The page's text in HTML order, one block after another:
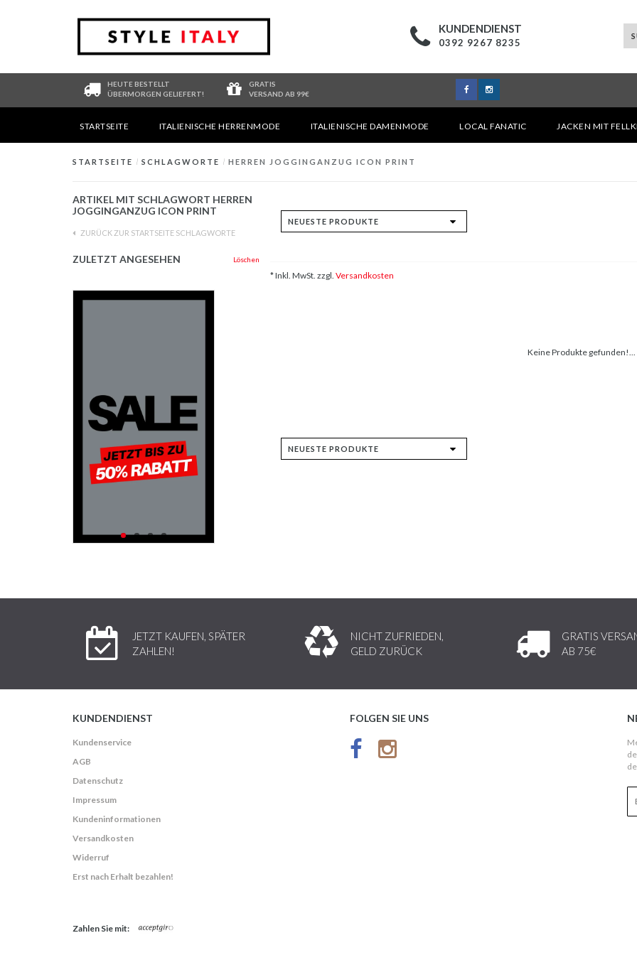
KUNDENDIENST
0392 9267 8235
HEUTE BESTELLT
ÜBERMORGEN GELIEFERT!
GRATIS
VERSAND AB 99€
STARTSEITE ITALIENISCHE HERRENMODE ITALIENISCHE DAMENMODE LOCAL FANATIC JACKEN MIT
STARTSEITE / SCHLAGWORTE / HERREN JOGGINGANZUG ICON PRINT
ARTIKEL MIT SCHLAGWORT HERREN
JOGGINGANZUG ICON PRINT
ZURÜCK ZUR STARTSEITE SCHLAGWORTE
ZULETZT ANGESEHEN Löschen
* Inkl. MwSt. zzgl. Versandkosten
Keine Produkte gefunden!...
JETZT KAUFEN, SPÄTER
ZAHLEN!
NICHT ZUFRIEDEN,
GELD ZURÜCK
GRATIS
AB 75€
KUNDENDIENST
Kundenservice
AGB
Datenschutz
Impressum
Kundeninformationen
Versandkosten
Widerruf
Erst nach Erhalt bezahlen!
FOLGEN SIE UNS
Zahlen Sie mit: